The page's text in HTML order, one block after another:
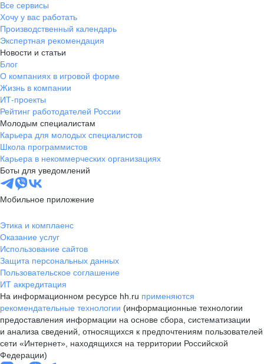
Все сервисы
Хочу у вас работать
Производственный календарь
Экспертная рекомендация
Новости и статьи
Блог
О компаниях в игровой форме
Жизнь в компании
ИТ-проекты
Рейтинг работодателей России
Молодым специалистам
Карьера для молодых специалистов
Школа программистов
Карьера в некоммерческих организациях
Боты для уведомлений
Мобильное приложение
Этика и комплаенс
Оказание услуг
Использование сайтов
Защита персональных данных
Пользовательское соглашение
ИТ аккредитация
На информационном ресурсе hh.ru применяются
рекомендательные технологии (информационные технологии
предоставления информации на основе сбора, систематизации
и анализа сведений, относящихся к предпочтениям пользователей
сети «Интернет», находящихся на территории Российской
Федерации)